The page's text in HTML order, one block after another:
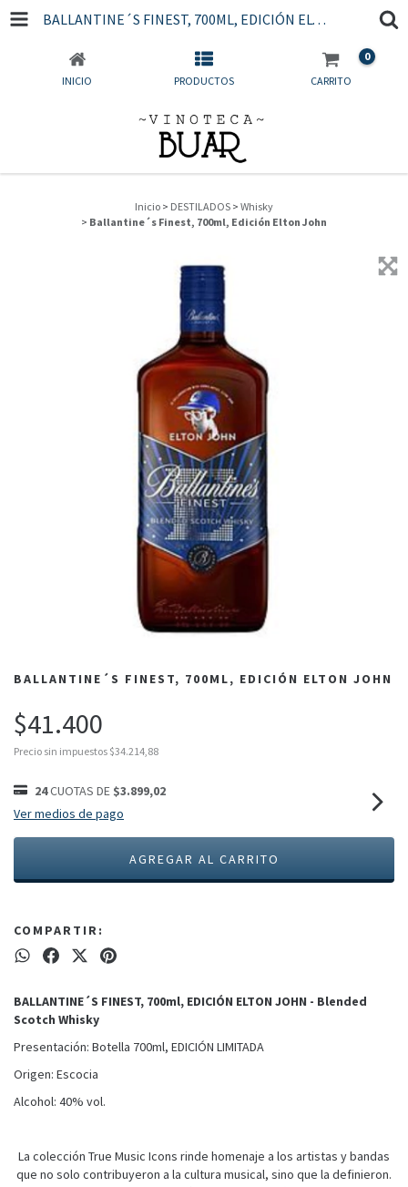
BALLANTINE´S FINEST, 700ML, EDICIÓN ELTON JOHN
INICIO PRODUCTOS CARRITO
0
Inicio > DESTILADOS > Whisky
> Ballantine´s Finest, 700ml, Edición Elton John
BALLANTINE´S FINEST, 700ML, EDICIÓN ELTON JOHN
$41.400
Precio sin impuestos $34.214,88
24CUOTAS DE $3.899,02
Ver medios de pago
COMPARTIR:
BALLANTINE´S FINEST, 700ml, EDICIÓN ELTON JOHN - Blended
Scotch Whisky
Presentación: Botella 700ml, EDICIÓN LIMITADA
Origen: Escocia
Alcohol: 40% vol.
La colección True Music Icons rinde homenaje a los artistas y bandas
que no solo contribuyeron a la cultura musical, sino que la definieron.